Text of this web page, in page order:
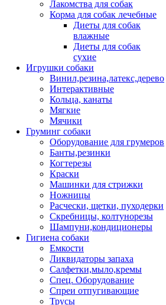
Лакомства для собак
Корма для собак лечебные
Диеты для собак
влажные
Диеты для собак
сухие
Игрушки собаки
Винил,резина,латекс,дерево
Интерактивные
Кольца, канаты
Мягкие
Мячики
Груминг собаки
Оборудование для грумеров
Банты,резинки
Когтерезы
Краски
Машинки для стрижки
Ножницы
Расчески, щетки, пуходерки
Скребницы, колтунорезы
Шампуни,кондиционеры
Гигиена собаки
Емкости
Ликвидаторы запаха
Салфетки,мыло,кремы
Спец. Оборудование
Спреи отпугивающие
Трусы